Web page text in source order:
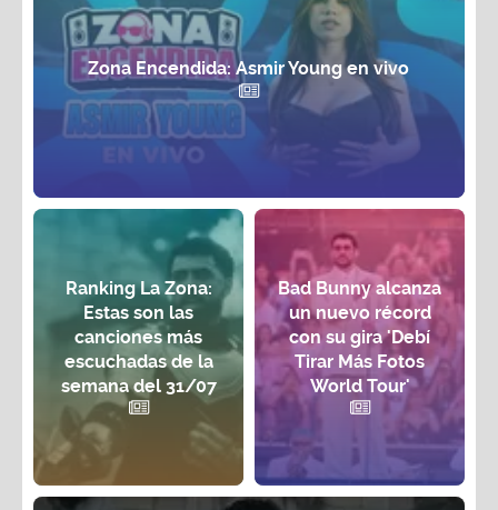
Zona Encendida: Asmir Young en vivo
Ranking La Zona:
Estas son las
canciones más
escuchadas de la
semana del 31/07
Bad Bunny alcanza
un nuevo récord
con su gira 'Debí
Tirar Más Fotos
World Tour'